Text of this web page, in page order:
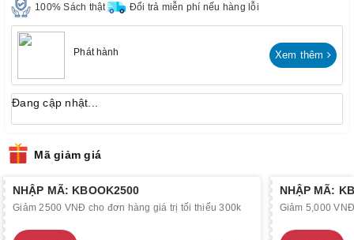
100% Sách thật Đổi trả miễn phí nếu hàng lỗi
Phát hành Xem thêm
Đang cập nhật...
Mã giảm giá
NHẬP MÃ: KBOOK2500
Giảm 2500 VNĐ cho đơn hàng giá trị tối thiểu 300k
NHẬP MÃ:
Giảm 5,000